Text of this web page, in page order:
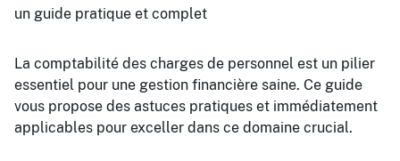
La comptabilité des charges de personnel est un pilier
essentiel pour une gestion financière saine. Ce guide
vous propose des astuces pratiques et immédiatement
applicables pour exceller dans ce domaine crucial.